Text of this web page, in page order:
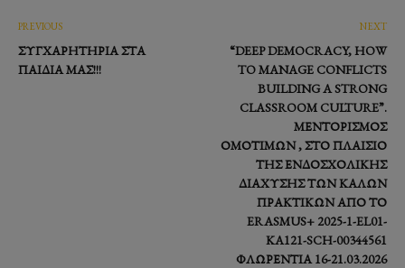
PREVIOUS
ΣΥΓΧΑΡΗΤΉΡΙΑ ΣΤΑ
ΠΑΙΔΙΆ ΜΑΣ!!!
NEXT
“DEEP DEMOCRACY, HOW
TO MANAGE CONFLICTS
BUILDING A STRONG
CLASSROOM CULTURE”.
ΜΕΝΤΟΡΙΣΜΌΣ
ΟΜΟΤΊΜΩΝ , ΣΤΟ ΠΛΑΊΣΙΟ
ΤΗΣ ΕΝΔΟΣΧΟΛΙΚΉΣ
ΔΙΆΧΥΣΗΣ ΤΩΝ ΚΑΛΏΝ
ΠΡΑΚΤΙΚΏΝ ΑΠΌ ΤΟ
ERASMUS+ 2025-1-EL01-
KA121-SCH-00344561
ΦΛΩΡΕΝΤΊΑ 16-21.03.2026